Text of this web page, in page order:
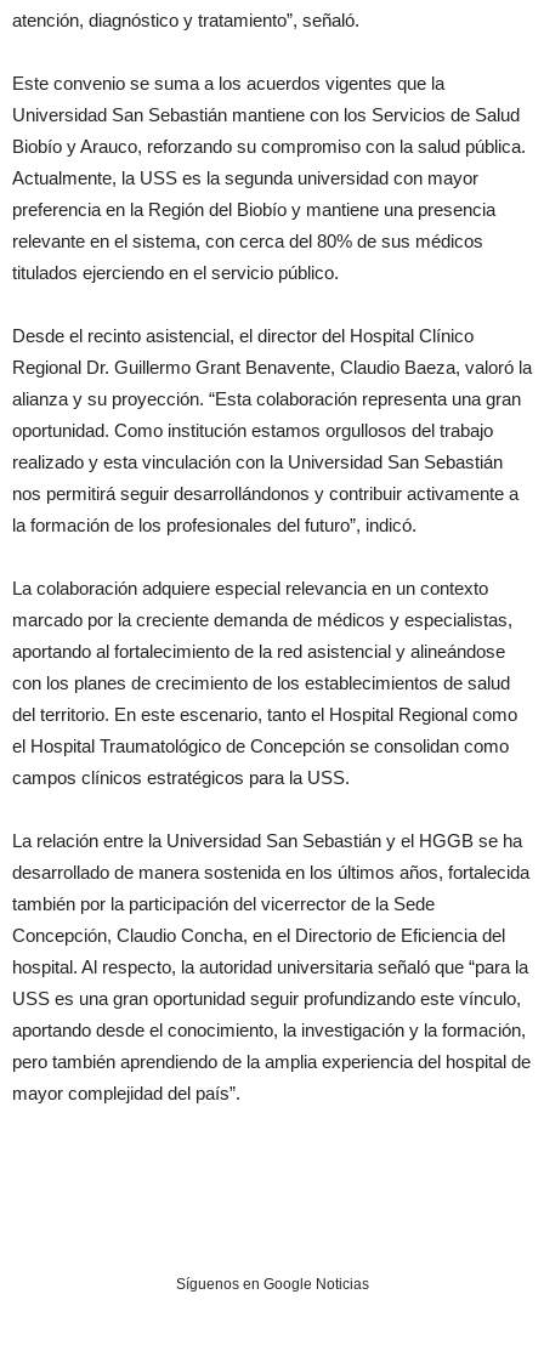
atención, diagnóstico y tratamiento”, señaló.
Este convenio se suma a los acuerdos vigentes que la
Universidad San Sebastián mantiene con los Servicios de Salud
Biobío y Arauco, reforzando su compromiso con la salud pública.
Actualmente, la USS es la segunda universidad con mayor
preferencia en la Región del Biobío y mantiene una presencia
relevante en el sistema, con cerca del 80% de sus médicos
titulados ejerciendo en el servicio público.
Desde el recinto asistencial, el director del Hospital Clínico
Regional Dr. Guillermo Grant Benavente, Claudio Baeza, valoró la
alianza y su proyección. “Esta colaboración representa una gran
oportunidad. Como institución estamos orgullosos del trabajo
realizado y esta vinculación con la Universidad San Sebastián
nos permitirá seguir desarrollándonos y contribuir activamente a
la formación de los profesionales del futuro”, indicó.
La colaboración adquiere especial relevancia en un contexto
marcado por la creciente demanda de médicos y especialistas,
aportando al fortalecimiento de la red asistencial y alineándose
con los planes de crecimiento de los establecimientos de salud
del territorio. En este escenario, tanto el Hospital Regional como
el Hospital Traumatológico de Concepción se consolidan como
campos clínicos estratégicos para la USS.
La relación entre la Universidad San Sebastián y el HGGB se ha
desarrollado de manera sostenida en los últimos años, fortalecida
también por la participación del vicerrector de la Sede
Concepción, Claudio Concha, en el Directorio de Eficiencia del
hospital. Al respecto, la autoridad universitaria señaló que “para la
USS es una gran oportunidad seguir profundizando este vínculo,
aportando desde el conocimiento, la investigación y la formación,
pero también aprendiendo de la amplia experiencia del hospital de
mayor complejidad del país”.
Síguenos en Google Noticias